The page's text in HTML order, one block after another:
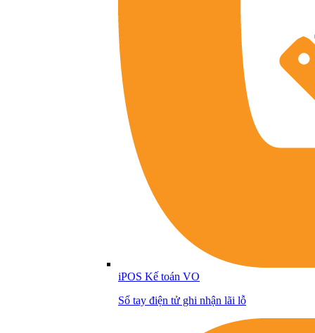
iPOS Kế toán VO
Sổ tay điện tử ghi nhận lãi lỗ